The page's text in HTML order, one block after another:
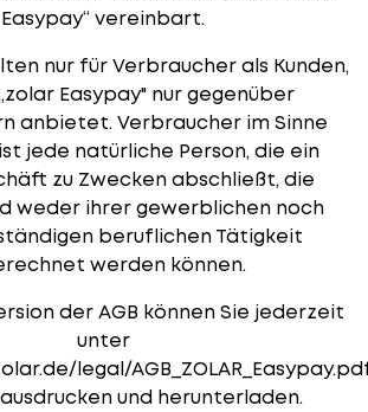
Easypay“ vereinbart.
nur für Verbraucher als Kunden,
Easypay" nur gegenüber
anbietet. Verbraucher im Sinne
jede natürliche Person, die ein
zu Zwecken abschließt, die
weder ihrer gewerblichen noch
beruflichen Tätigkeit
werden können.
der AGB können Sie jederzeit
unter
legal/
und herunterladen.